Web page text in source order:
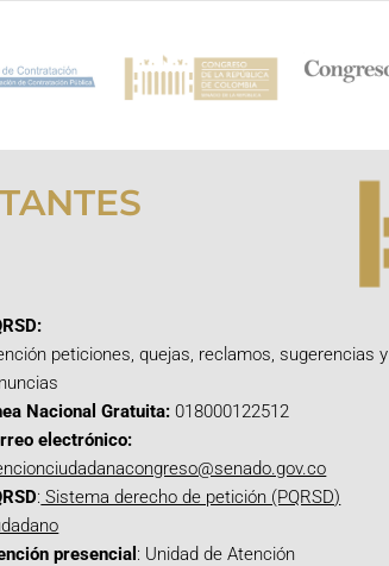
peticiones, quejas, reclamos, sugerencias y
Nacional Gratuita: 018000122512
electrónico:
: Sistema derecho de petición (PQRSD)
presencial : Unidad de Atención